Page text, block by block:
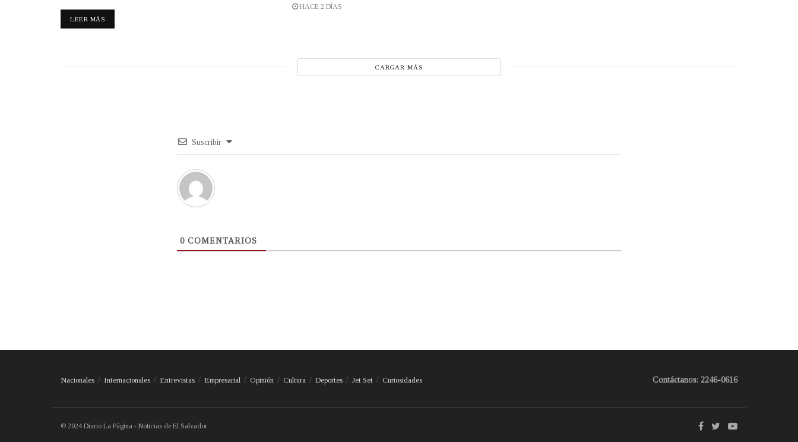
LEER MÁS
HACE 2 DÍAS
CARGAR MÁS
Suscribir
0 COMENTARIOS
Nacionales Internacionales Entrevistas Empresarial Opinión Cultura Deportes Jet Set Curiosidades Contáctanos: 2246-0616
© 2024 Diario La Página - Noticias de El Salvador